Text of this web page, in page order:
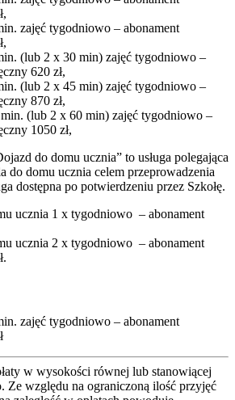
zajęć tygodniowo – abonament
(lub 2 x 30 min) zajęć tygodniowo –
620 zł,
(lub 2 x 45 min) zajęć tygodniowo –
870 zł,
(lub 2 x 60 min) zajęć tygodniowo –
1050 zł,
do domu ucznia” to usługa polegająca
do domu ucznia celem przeprowadzenia
dostępna po potwierdzeniu przez Szkołę.
ucznia 1 x tygodniowo – abonament
ucznia 2 x tygodniowo – abonament
zajęć tygodniowo – abonament
w wysokości równej lub stanowiącej
Ze względu na ograniczoną ilość przyjęć